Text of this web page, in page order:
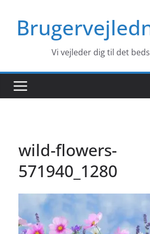
content
Vi vejleder dig til det
wild-flowers-
571940_1280